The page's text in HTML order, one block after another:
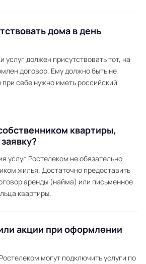
дома в день
услуг должен присутствовать тот, на
договор. Ему должно быть не
при себе нужно иметь российский
квартиры,
услуг Ростелеком не обязательно
жилья. Достаточно предоставить
аренды (найма) или письменное
квартиры.
акции при оформлении
могут подключить услуги по